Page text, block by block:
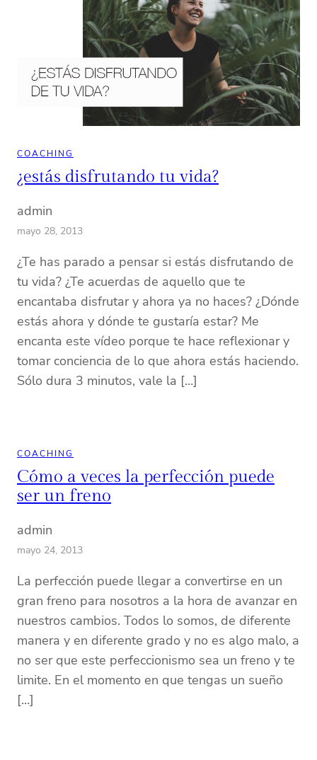
COACHING
¿estás disfrutando tu vida?
admin
mayo 28, 2013
¿Te has parado a pensar si estás disfrutando de
tu vida? ¿Te acuerdas de aquello que te
encantaba disfrutar y ahora ya no haces? ¿Dónde
estás ahora y dónde te gustaría estar? Me
encanta este vídeo porque te hace reflexionar y
tomar conciencia de lo que ahora estás haciendo.
Sólo dura 3 minutos, vale la […]
COACHING
Cómo a veces la perfección puede
ser un freno
admin
mayo 24, 2013
La perfección puede llegar a convertirse en un
gran freno para nosotros a la hora de avanzar en
nuestros cambios. Todos lo somos, de diferente
manera y en diferente grado y no es algo malo, a
no ser que este perfeccionismo sea un freno y te
limite. En el momento en que tengas un sueño
[…]